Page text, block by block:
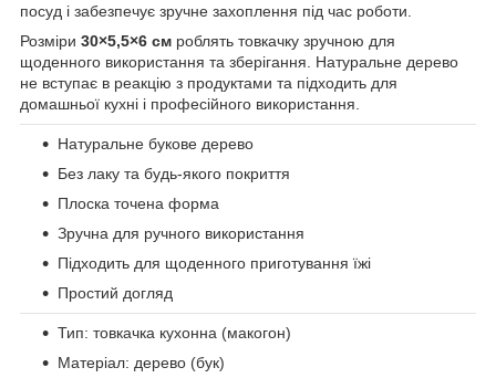
посуд і забезпечує зручне захоплення під час роботи.
Розміри 30×5,5×6 см роблять товкачку зручною для
щоденного використання та зберігання. Натуральне дерево
не вступає в реакцію з продуктами та підходить для
домашньої кухні і професійного використання.
Натуральне букове дерево
Без лаку та будь-якого покриття
Плоска точена форма
Зручна для ручного використання
Підходить для щоденного приготування їжі
Простий догляд
Тип: товкачка кухонна (макогон)
Матеріал: дерево (бук)